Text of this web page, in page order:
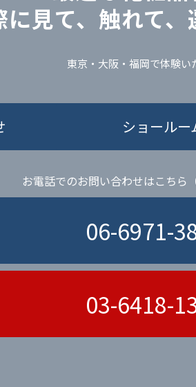
に見て、触れて、
東京・大阪・福岡で体験い
ショールー
お電話でのお問い合わせはこちら
06-6971-
03-6418-